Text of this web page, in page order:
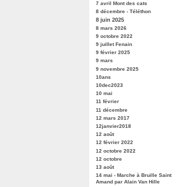
7 avril Mont des cats
8 décembre - Téléthon
8 juin 2025
8 mars 2026
9 octobre 2022
9 juillet Fenain
9 février 2025
9 mars
9 novembre 2025
10ans
10dec2023
10 mai
11 février
11 décembre
12 mars 2017
12janvier2018
12 août
12 février 2022
12 octobre 2022
12 octobre
13 août
14 mai - Marche à Bruille Saint
Amand par Alain Van Hille